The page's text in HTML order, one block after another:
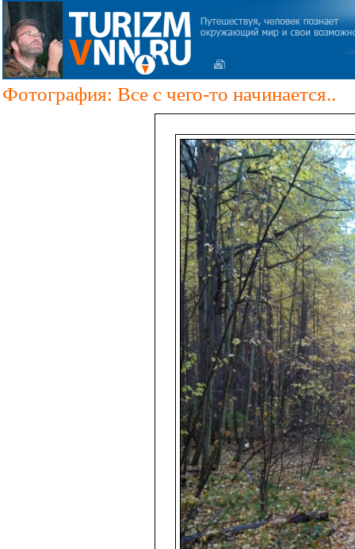
Фотография: Все с чего-то начинается..